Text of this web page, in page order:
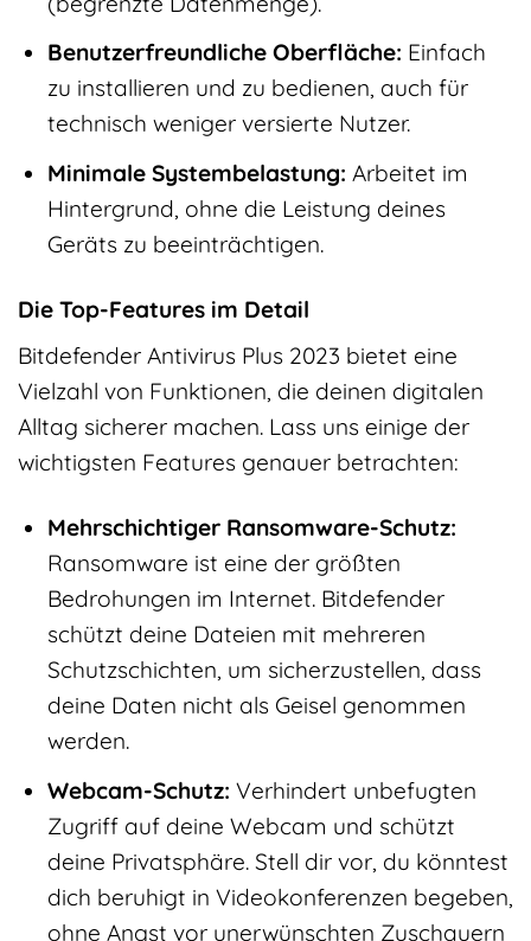
Benutzerfreundliche Oberfläche: Einfach
zu installieren und zu bedienen, auch für
technisch weniger versierte Nutzer.
Minimale Systembelastung: Arbeitet im
Hintergrund, ohne die Leistung deines
Geräts zu beeinträchtigen.
Die Top-Features im Detail
Bitdefender Antivirus Plus 2023 bietet eine
Vielzahl von Funktionen, die deinen digitalen
Alltag sicherer machen. Lass uns einige der
wichtigsten Features genauer betrachten:
Mehrschichtiger Ransomware-Schutz:
Ransomware ist eine der größten
Bedrohungen im Internet. Bitdefender
schützt deine Dateien mit mehreren
Schutzschichten, um sicherzustellen, dass
deine Daten nicht als Geisel genommen
werden.
Webcam-Schutz: Verhindert unbefugten
Zugriff auf deine Webcam und schützt
deine Privatsphäre. Stell dir vor, du könntest
dich beruhigt in Videokonferenzen begeben,
ohne Angst vor unerwünschten Zuschauern